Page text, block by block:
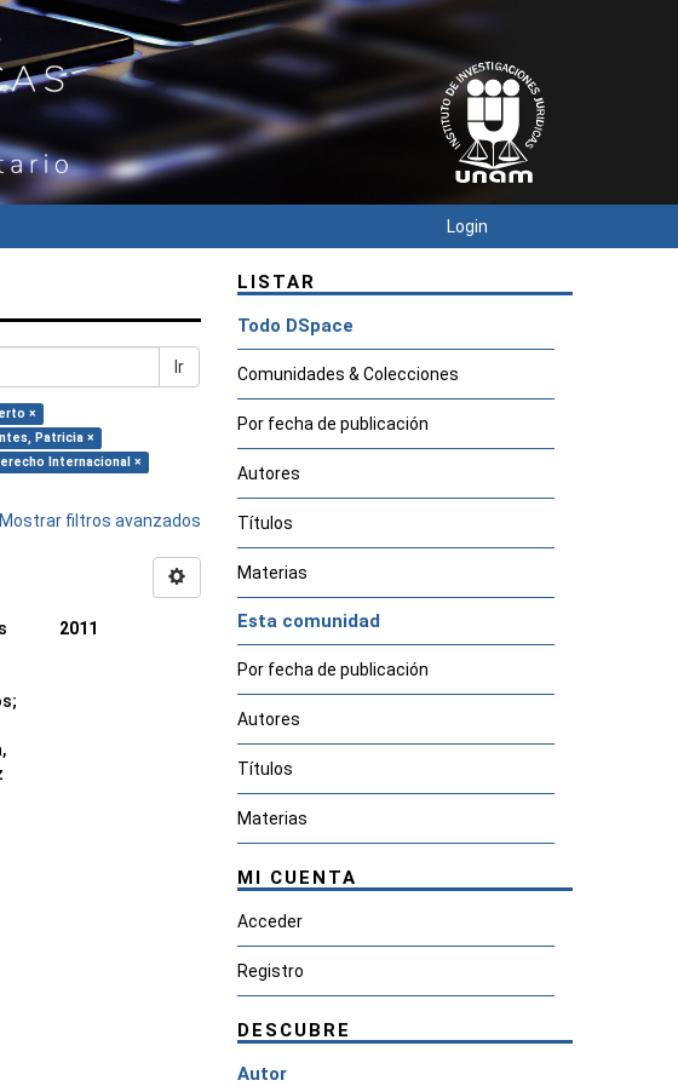
Login
Ir
×
Patricia ×
Internacional ×
Mostrar filtros avanzados
;
2011
LISTAR
Todo DSpace
Comunidades & Colecciones
Por fecha de publicación
Autores
Títulos
Materias
Esta comunidad
Por fecha de publicación
Autores
Títulos
Materias
MI CUENTA
Acceder
Registro
DESCUBRE
Autor